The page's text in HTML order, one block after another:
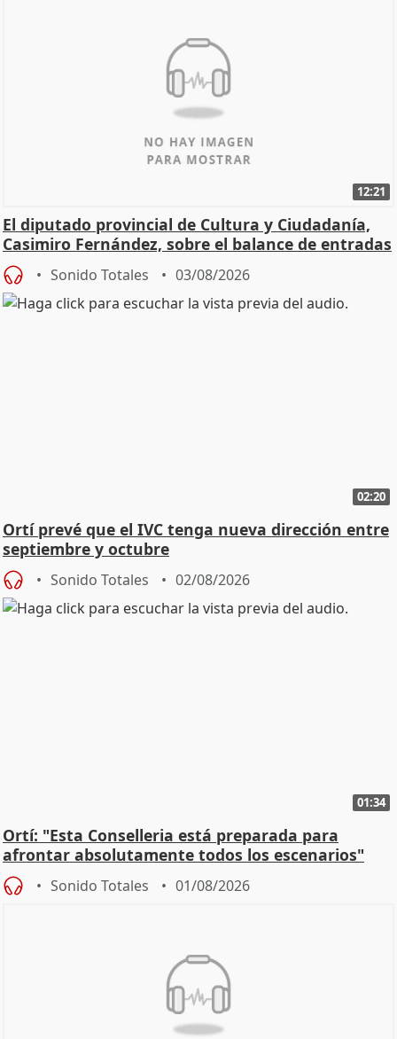
12:21
El diputado provincial de Cultura y Ciudadanía,
Casimiro Fernández, sobre el balance de entradas
Sonido Totales 03/08/2026
02:20
Ortí prevé que el IVC tenga nueva dirección entre
septiembre y octubre
Sonido Totales 02/08/2026
01:34
Ortí: "Esta Conselleria está preparada para
afrontar absolutamente todos los escenarios"
Sonido Totales 01/08/2026